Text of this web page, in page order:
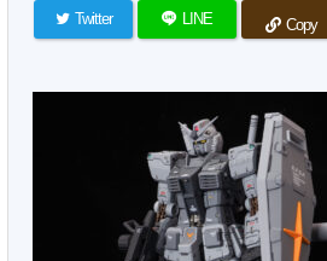
Twitter LINE Copy